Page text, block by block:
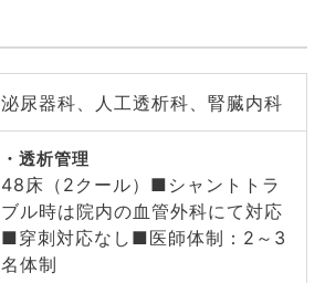
泌尿器科、人工透析科、腎臓内科
透析管理
48床（2クール）■シャントトラ
ブル時は院内の血管外科にて対応
■穿刺対応なし■医師体制：2～3
名体制